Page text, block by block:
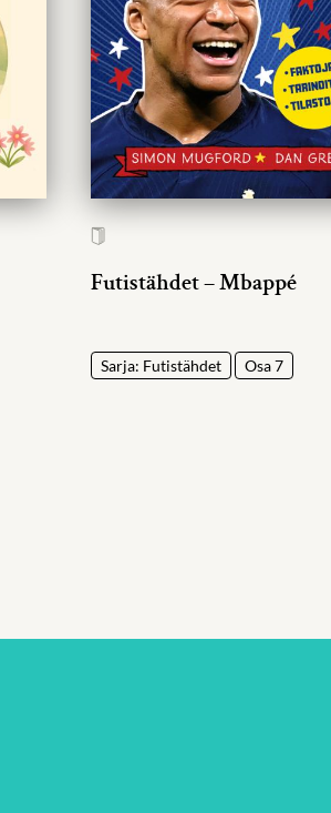
Futistähdet – Mbappé
Sarja: Futistähdet Osa 7